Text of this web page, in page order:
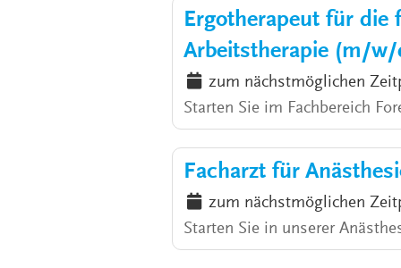
Ergotherapeut für die
Arbeitstherapie (m/w/
zum nächstmöglichen
Starten Sie im Fachbereich
Facharzt für
zum nächstmöglichen
Starten Sie in unserer